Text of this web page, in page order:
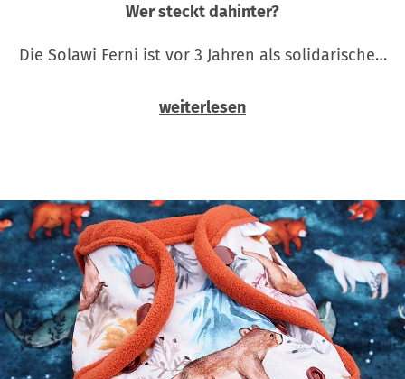
Wer steckt dahinter?
Die Solawi Ferni ist vor 3 Jahren als solidarische…
weiterlesen